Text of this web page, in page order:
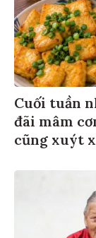
Cuối tuần
đãi mâm
cũng xuýt